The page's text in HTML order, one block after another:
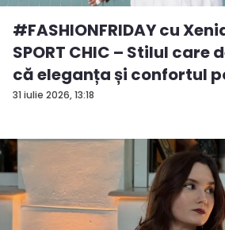
31 iulie 2026, 13:18
#FASHIONFRIDAY cu
SPORT CHIC – Stilul care
că eleganța și confortul